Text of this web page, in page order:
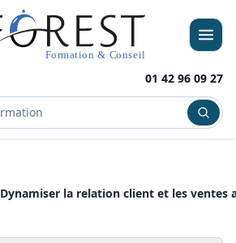
01 42 96 09 27
Dynamiser la relation client et les